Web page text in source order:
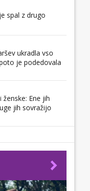
spal z drugo
ukradla vso
je podedovala
ženske: Ene jih
jih sovražijo